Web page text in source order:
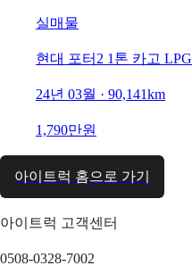
실매물
현대 포터2 1톤 카고 LPG
24년 03월 · 90,141km
1,790만원
아이트럭 홈으로 가기
아이트럭 고객센터
0508-0328-7002